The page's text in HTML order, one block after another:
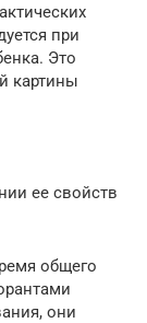
при
Это
картины
ее свойств
общего
они